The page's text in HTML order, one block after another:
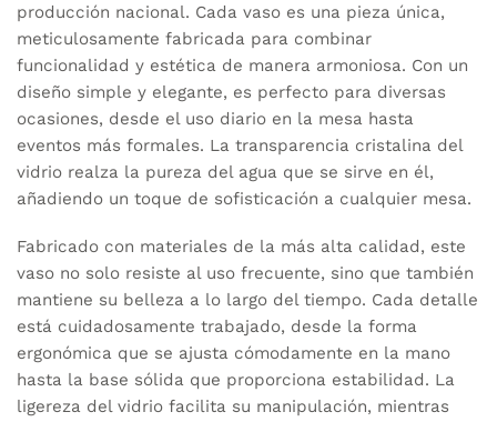
producción nacional. Cada vaso es una pieza única,
meticulosamente fabricada para combinar
funcionalidad y estética de manera armoniosa. Con un
diseño simple y elegante, es perfecto para diversas
ocasiones, desde el uso diario en la mesa hasta
eventos más formales. La transparencia cristalina del
vidrio realza la pureza del agua que se sirve en él,
añadiendo un toque de sofisticación a cualquier mesa.
Fabricado con materiales de la más alta calidad, este
vaso no solo resiste al uso frecuente, sino que también
mantiene su belleza a lo largo del tiempo. Cada detalle
está cuidadosamente trabajado, desde la forma
ergonómica que se ajusta cómodamente en la mano
hasta la base sólida que proporciona estabilidad. La
ligereza del vidrio facilita su manipulación, mientras